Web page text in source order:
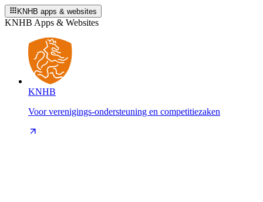
KNHB apps & websites
KNHB Apps & Websites
KNHB
Voor verenigings-ondersteuning en competitiezaken